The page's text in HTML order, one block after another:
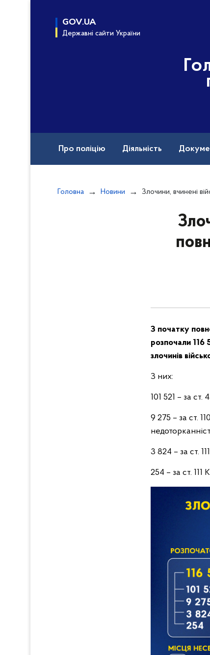
GOV.UA
Державні сайти України
Про поліцію Діяльність
Головна Новини Злочини, вчинені військовими рф під час
З початку
розпочали 116
злочинів
З них:
101 521 – за
9 275 – за ст.
3 824 – за ст.
254 – за ст.